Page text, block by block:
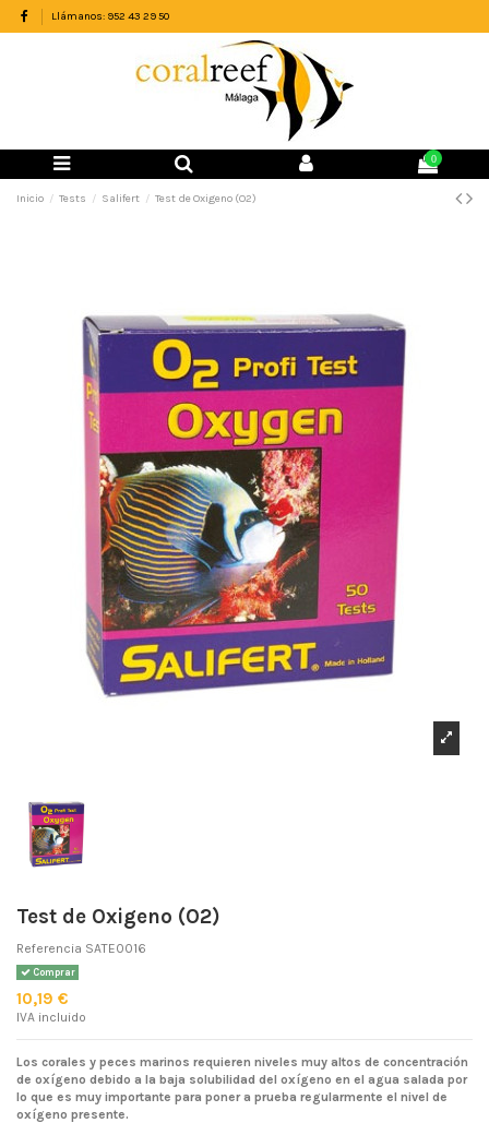
Llámanos: 952 43 29 50
0
Inicio Tests Salifert Test de Oxigeno (O2)
Test de Oxigeno (O2)
Referencia SATE0016
Comprar
10,19 €
IVA incluido
Los corales y peces marinos requieren niveles muy altos de concentración
de oxígeno debido a la baja solubilidad del oxígeno en el agua salada por
lo que es muy importante para poner a prueba regularmente el nivel de
oxígeno presente.